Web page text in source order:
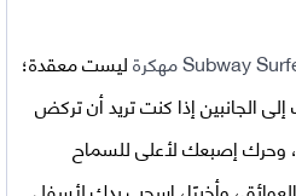
ليست معقدة؛
الجانبين إذا كنت تريد أن تركض
وحرك إصبعك لأعلى للسماح